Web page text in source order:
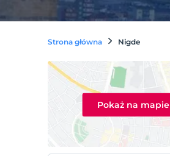
Strona główna Nigde
Pokaż na mapie